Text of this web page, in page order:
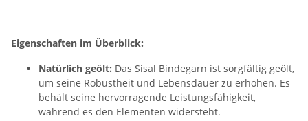
Eigenschaften im Überblick:
Natürlich geölt: Das Sisal Bindegarn ist sorgfältig geölt,
um seine Robustheit und Lebensdauer zu erhöhen. Es
behält seine hervorragende Leistungsfähigkeit,
während es den Elementen widersteht.